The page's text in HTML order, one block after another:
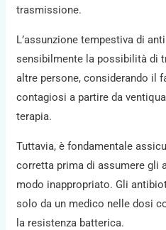
trasmissione.
L’assunzione tempestiva di
sensibilmente la possibilità di
altre persone, considerando il
contagiosi a partire da
terapia.
Tuttavia, è fondamentale
corretta prima di assumere gli
modo inappropriato. Gli
solo da un medico nelle dosi
la resistenza batterica.